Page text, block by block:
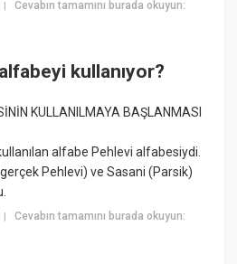
|Cevabın tamamını burada okuyun:
kullanıyor?
KULLANILMAYA BAŞLANMASI
alfabe Pehlevi alfabesiydi.
Pehlevi) ve Sasani (Parsik)
|Cevabın tamamını burada okuyun: